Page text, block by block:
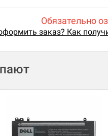
Обязательно
заказ? Как